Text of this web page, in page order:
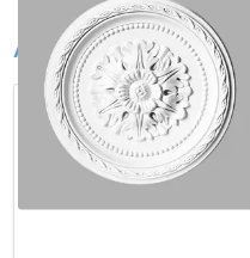
Аналоги